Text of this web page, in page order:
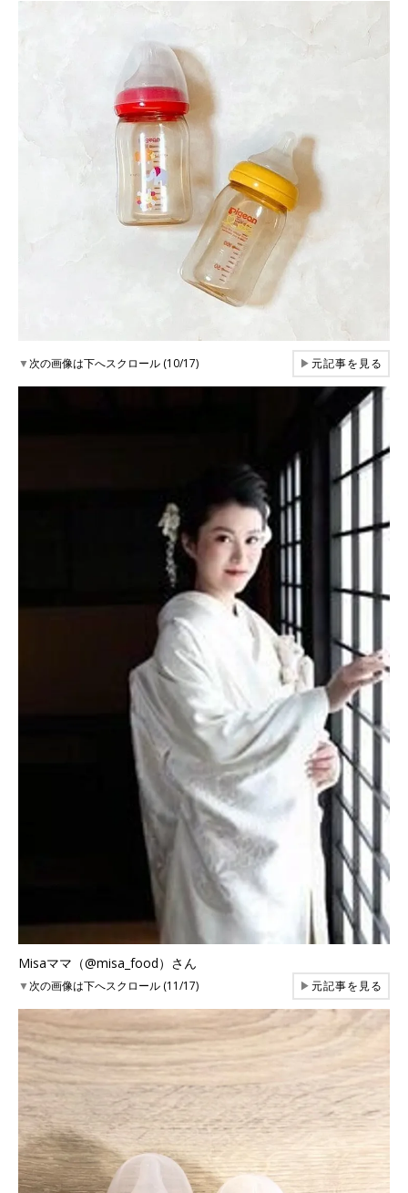
▼次の画像は下へスクロール (10/17) ▶元記事を見る
Misaママ（@misa_food）さん
▼次の画像は下へスクロール (11/17) ▶元記事を見る